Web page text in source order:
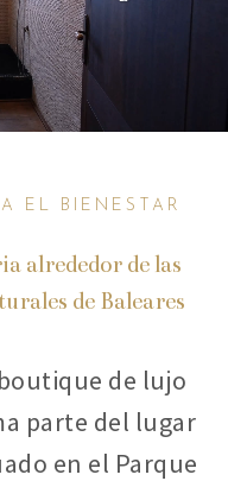
EL BIENESTAR
alrededor de las
de Baleares
de lujo
parte del lugar
en el Parque